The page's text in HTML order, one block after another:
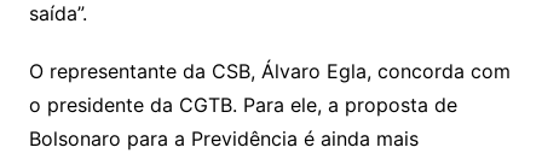
saída”.
O representante da CSB, Álvaro Egla, concorda com
o presidente da CGTB. Para ele, a proposta de
Bolsonaro para a Previdência é ainda mais